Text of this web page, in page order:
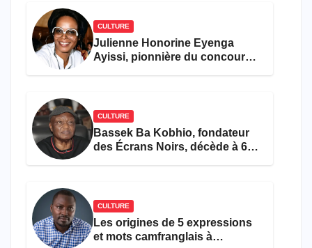
CULTURE
Julienne Honorine Eyenga
Ayissi, pionnière du concours
CULTURE
Bassek Ba Kobhio, fondateur
des Écrans Noirs, décède à 69
CULTURE
Les origines de 5 expressions
et mots camfranglais à